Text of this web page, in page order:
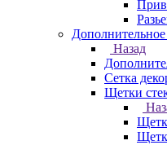
Назад
Сетка
Щетки